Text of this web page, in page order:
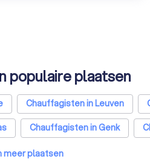
populaire plaatsen
Chauffagisten in Leuven
Chauffagisten in Genk
in Turnhout
meer plaatsen